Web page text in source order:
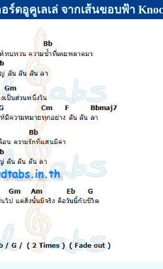
ดอูคูเลเล่ จากเส้นขอบฟ้า